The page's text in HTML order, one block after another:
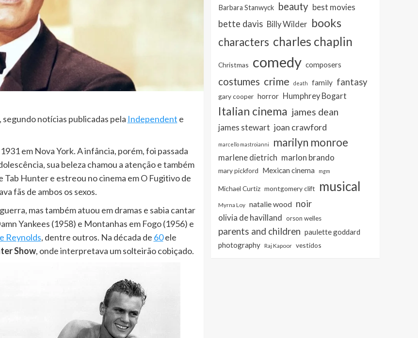
notícias publicadas pela Independent e
em Nova York. A infância, porém, foi passada
sua beleza chamou a atenção e também
Hunter e estreou no cinema em O Fugitivo de
fãs de ambos os sexos.
mas também atuou em dramas e sabia cantar
Yankees (1958) e Montanhas em Fogo (1956) e
Reynolds, dentre outros. Na década de 60ele
Show, onde interpretava um solteirão cobiçado.
Barbara Stanwyck
beauty best movies
bette davis Billy Wilder books
characters charles chaplin
Christmas comedy composers
costumes crime death family fantasy
gary cooper horror Humphrey Bogart
Italian cinema james dean
james stewart joan crawford
marcello mastroianni marilyn monroe
marlene dietrich marlon brando
mary pickford Mexican cinema mgm
Michael Curtiz montgomery clift musical
Myrna Loy natalie wood noir
olivia de havilland orson welles
parents and children paulette goddard
photography Raj Kapoor vestidos